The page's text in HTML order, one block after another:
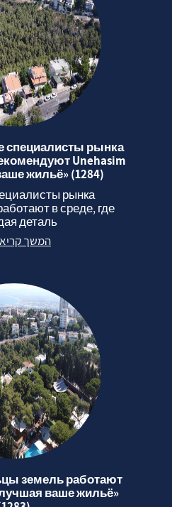
рынка
Unehasim
жильё» (1284)
рынка
в среде, где
деталь...
המשך
земель работают
ваше жильё»